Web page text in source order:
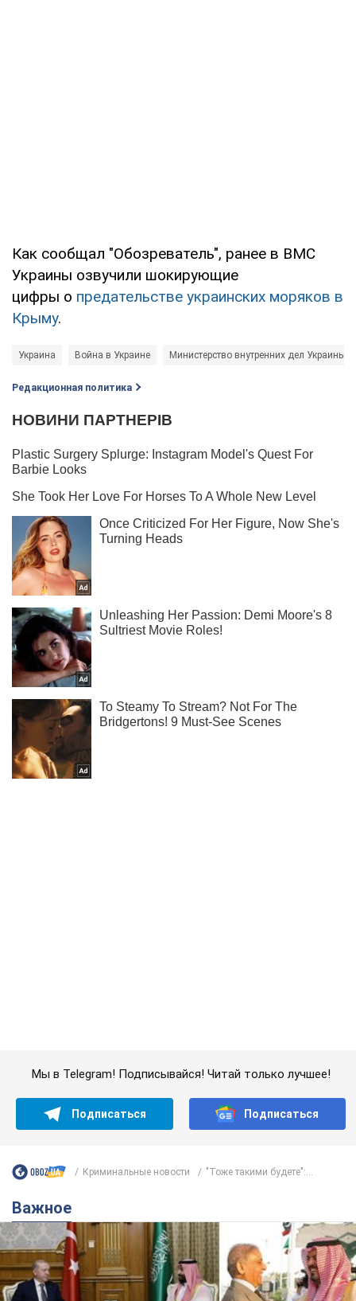
Как сообщал "Обозреватель", ранее в ВМС
Украины озвучили шокирующие
цифры о предательстве украинских моряков в
Крыму.
Украина Война в Украине Министерство внутренних дел Украины
Редакционная политика
создали азиатский аналог НАТО: что известно
нападения на одно из государств
8.08.2026 00:22 4,6 т.
В Прикарпатье после аномальной
жары прошел сильный ливень: